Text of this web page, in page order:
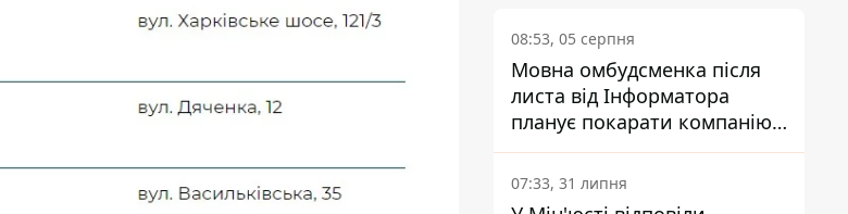
08:53, 05 серпня
Мовна омбудсменка після
листа від Інформатора
планує покарати компанію-
підрядника ПриватБанку
07:33, 31 липня